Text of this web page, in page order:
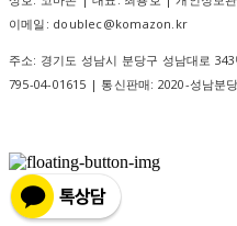
이메일: doublec@komazon.kr
주소: 경기도 성남시 분당구 성남대로
795-04-01615 | 통신판매: 2020-성남분